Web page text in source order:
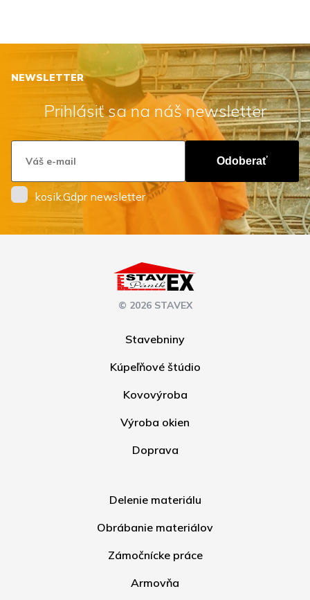
NEWSLETTER
Prihlásiť sa na náš newsletter
Odoberať
kosik.Gdpr newsletter
© 2026 STAVEX
Stavebniny
Kúpeľňové štúdio
Kovovýroba
Výroba okien
Doprava
Delenie materiálu
Obrábanie materiálov
Zámočnícke práce
Armovňa